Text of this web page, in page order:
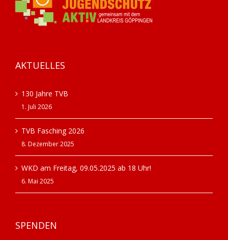
AKTUELLES
130 Jahre TVB
1. Juli 2026
TVB Fasching 2026
8. Dezember 2025
WKD am Freitag, 09.05.2025 ab 18 Uhr!
6. Mai 2025
SPENDEN